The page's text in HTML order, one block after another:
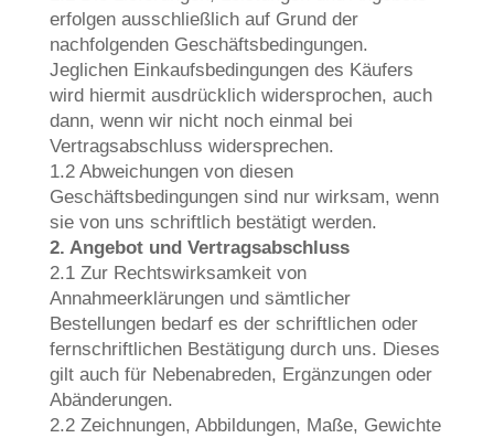
erfolgen ausschließlich auf Grund der
nachfolgenden Geschäftsbedingungen.
Jeglichen Einkaufsbedingungen des Käufers
wird hiermit ausdrücklich widersprochen, auch
dann, wenn wir nicht noch einmal bei
Vertragsabschluss widersprechen.
1.2 Abweichungen von diesen
Geschäftsbedingungen sind nur wirksam, wenn
sie von uns schriftlich bestätigt werden.
2. Angebot und Vertragsabschluss
2.1 Zur Rechtswirksamkeit von
Annahmeerklärungen und sämtlicher
Bestellungen bedarf es der schriftlichen oder
fernschriftlichen Bestätigung durch uns. Dieses
gilt auch für Nebenabreden, Ergänzungen oder
Abänderungen.
2.2 Zeichnungen, Abbildungen, Maße, Gewichte